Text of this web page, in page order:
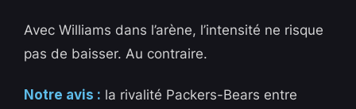
Avec Williams dans l’arène, l’intensité ne risque
pas de baisser. Au contraire.
Notre avis : la rivalité Packers-Bears entre